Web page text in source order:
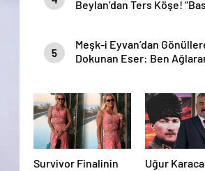
Beylan’dan Ters Köşe!
5
Meşk-i Eyvan’dan
Dokunan Eser: Ben
Survivor Finalinin
Uğur